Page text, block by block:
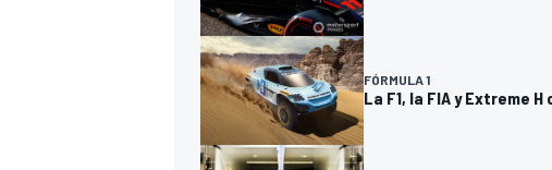
FÓRMULA 1
La F1, la FIA y Extreme